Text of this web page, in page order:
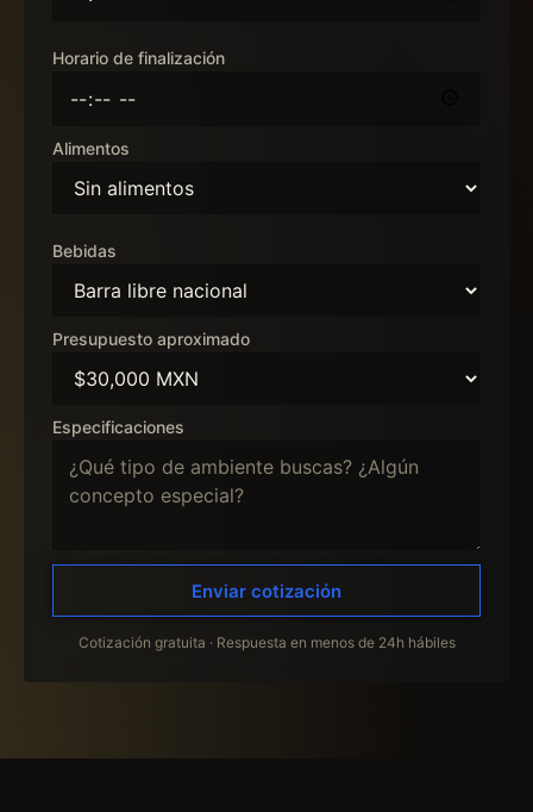
Horario de finalización
Alimentos
Bebidas
Presupuesto aproximado
Especificaciones
Enviar cotización
Cotización gratuita · Respuesta en menos de 24h hábiles